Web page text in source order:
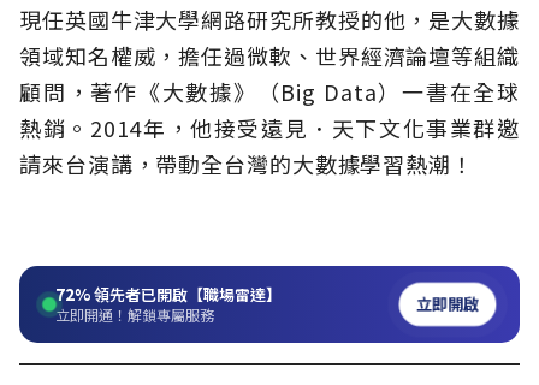
現任英國牛津大學網路研究所教授的他，是大數據
領域知名權威，擔任過微軟、世界經濟論壇等組織
顧問，著作《大數據》（Big Data）一書在全球
熱銷。2014年，他接受遠見．天下文化事業群邀
請來台演講，帶動全台灣的大數據學習熱潮！
72%領先者已開啟【職場雷達】
立即開通！解鎖專屬服務 立即開啟